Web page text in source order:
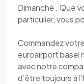
Dimanche . Que
particulier, vous
Commandez
euroairport basel
avec notre
d’être toujours à